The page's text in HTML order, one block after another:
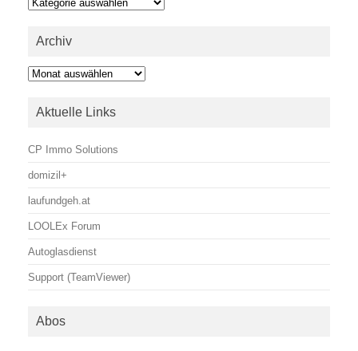
Archiv
Archiv
Aktuelle Links
CP Immo Solutions
domizil+
laufundgeh.at
LOOLEx Forum
Autoglasdienst
Support (TeamViewer)
Abos